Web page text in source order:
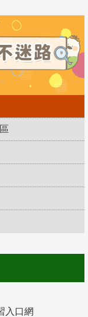
入口網